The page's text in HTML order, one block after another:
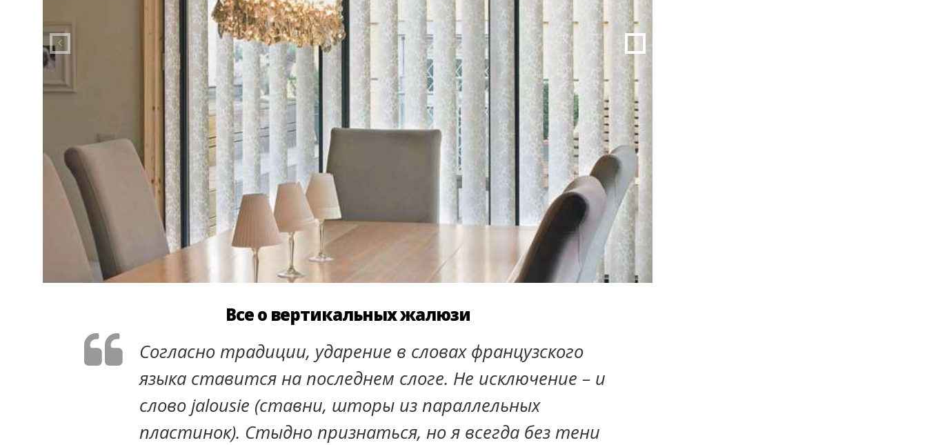
Все о вертикальных жалюзи
Согласно традиции, ударение в словах французского
языка ставится на последнем слоге. Не исключение – и
слово jalousie (ставни, шторы из параллельных
пластинок). Стыдно признаться, но я всегда без тени